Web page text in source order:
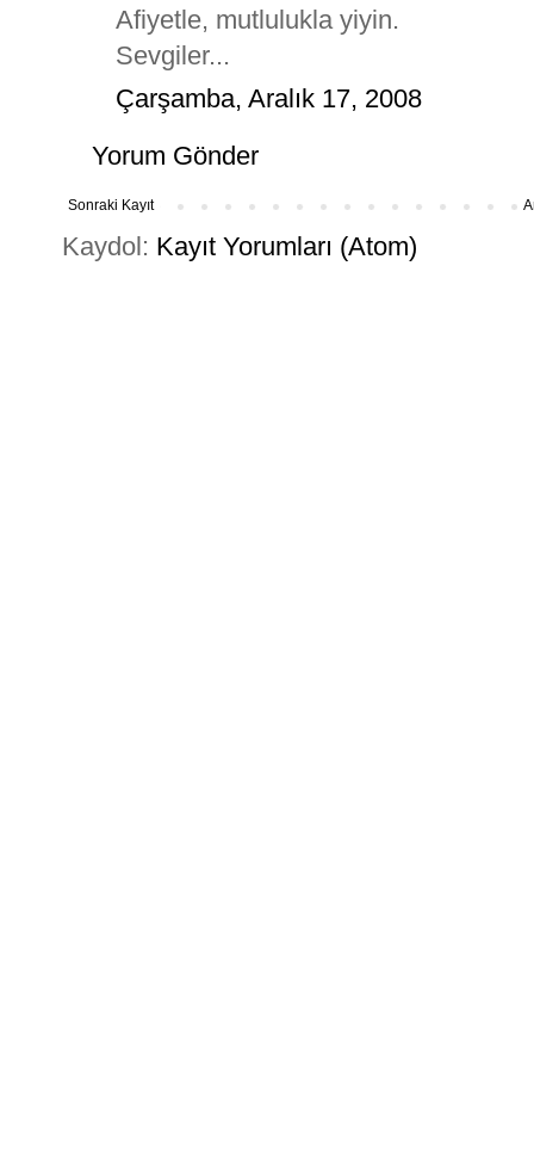
Afiyetle, mutlulukla yiyin.
Sevgiler...
Çarşamba, Aralık 17, 2008
Yorum Gönder
Sonraki Kayıt
Kaydol: Kayıt Yorumları (Atom)